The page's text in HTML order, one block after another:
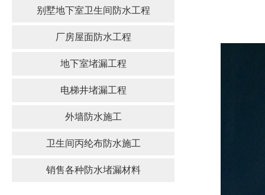
别墅地下室卫生间防水工程
厂房屋面防水工程
地下室堵漏工程
电梯井堵漏工程
外墙防水施工
卫生间丙纶布防水施工
销售各种防水堵漏材料